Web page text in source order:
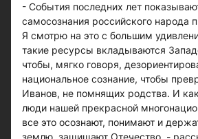
- События последних лет
самосознания российского народа
Я смотрю на это с большим
такие ресурсы вкладываются
чтобы, мягко говоря,
национальное сознание, чтобы
Иванов, не помнящих родства. И
люди нашей прекрасной
все это осознают, понимают и
землю, защищают Отечество, -